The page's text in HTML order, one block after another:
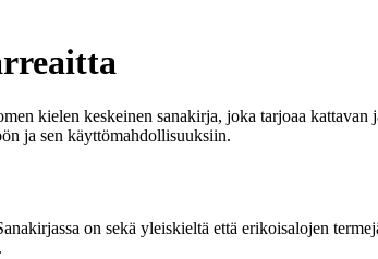
kielen keskeinen sanakirja, joka tarjoaa
ja sen käyttömahdollisuuksiin.
on sekä yleiskieltä että erikoisalojen